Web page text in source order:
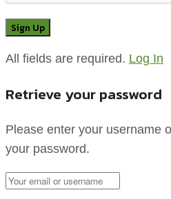
All fields are required. Log In
Retrieve your password
Please enter your username
your password.